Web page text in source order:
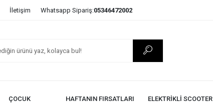
İletişim Whatsapp Sipariş:05346472002
ÇOCUK HAFTANIN FIRSATLARI ELEKTRİKLİ SCOOTER